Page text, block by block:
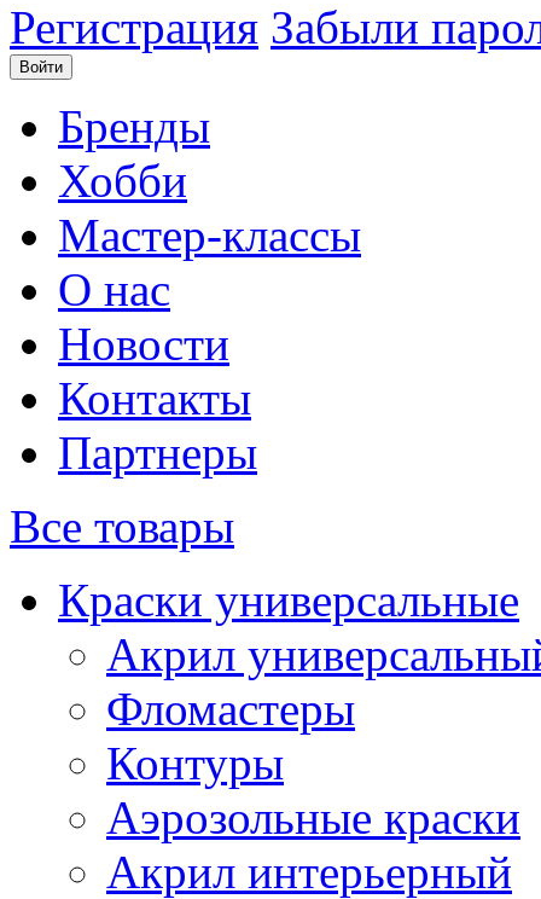
Регистрация Забыли
Бренды
Хобби
Мастер-классы
О нас
Новости
Контакты
Партнеры
Все товары
Краски универсальные
Акрил
Фломастеры
Контуры
Аэрозольные краски
Акрил интерьерный